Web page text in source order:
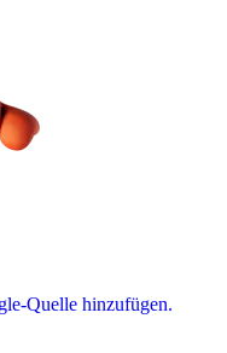
Quelle hinzufügen.